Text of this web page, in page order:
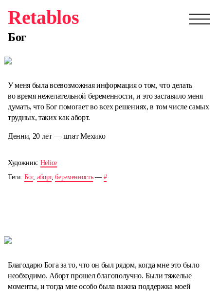
Retablos
Бог
У меня была всевозможная информация о том, что делать
во время нежелательной беременности, и это заставило меня
думать, что Бог помогает во всех решениях, в том числе самых
трудных, таких как аборт.
Денни, 20 лет — штат Мехико
Художник: Helice
Теги:Бог, аборт,беременность— #
Благодарю Бога за то, что он был рядом, когда мне это было
необходимо. Аборт прошел благополучно. Были тяжелые
моменты, и тогда мне особо была важна поддержка моей